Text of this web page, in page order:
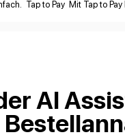
Tap to Pay Mit Tap to
AI